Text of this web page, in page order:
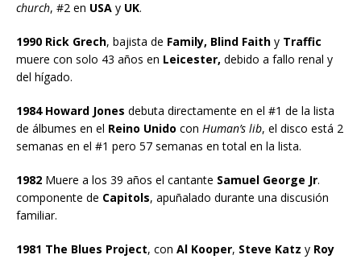
church, #2 en USA y UK.
1990 Rick Grech, bajista de Family, Blind Faith y Traffic
muere con solo 43 años en Leicester, debido a fallo renal y
del hígado.
1984 Howard Jones debuta directamente en el #1 de la lista
de álbumes en el Reino Unido con Human’s lib, el disco está 2
semanas en el #1 pero 57 semanas en total en la lista.
1982 Muere a los 39 años el cantante Samuel George Jr.
componente de Capitols, apuñalado durante una discusión
familiar.
1981 The Blues Project, con Al Kooper, Steve Katz y Roy